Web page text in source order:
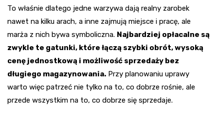
To właśnie dlatego jedne warzywa dają realny zarobek
nawet na kilku arach, a inne zajmują miejsce i pracę, ale
marża z nich bywa symboliczna. Najbardziej opłacalne są
zwykle te gatunki, które łączą szybki obrót, wysoką
cenę jednostkową i możliwość sprzedaży bez
długiego magazynowania. Przy planowaniu uprawy
warto więc patrzeć nie tylko na to, co dobrze rośnie, ale
przede wszystkim na to, co dobrze się sprzedaje.